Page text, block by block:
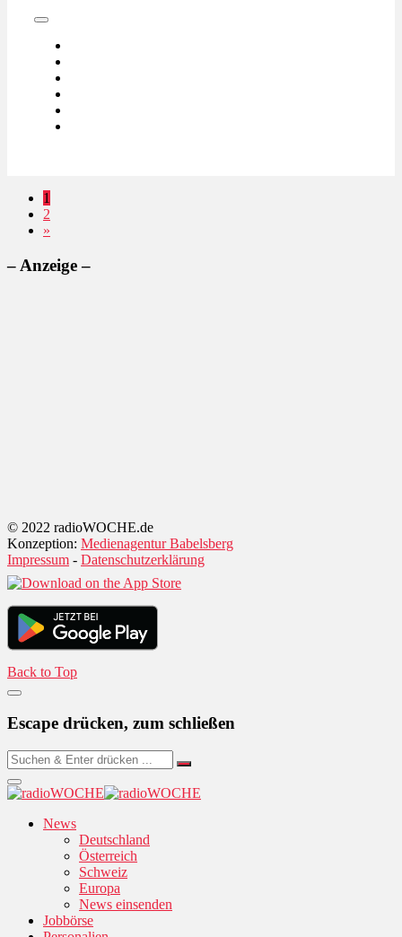
1
2
»
– Anzeige –
© 2022 radioWOCHE.de
Konzeption: Medienagentur Babelsberg
Impressum - Datenschutzerklärung
Back to Top
Escape drücken, zum schließen
News
Deutschland
Österreich
Schweiz
Europa
News einsenden
Jobbörse